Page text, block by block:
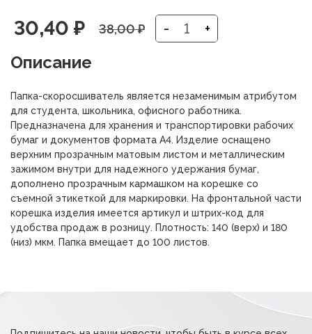
38,00₽
Первоначальная
цена
составляла
38,00 ₽.
30,40 ₽
Текущая
цена:
30,40 ₽.
- +
Описание
Папка-скоросшиватель является незаменимым атрибутом
для студента, школьника, офисного работника.
Предназначена для хранения и транспортировки рабочих
бумаг и документов формата А4. Изделие оснащено
верхним прозрачным матовым листом и металлическим
зажимом внутри для надежного удержания бумаг,
дополнено прозрачным кармашком на корешке со
съемной этикеткой для маркировки. На фронтальной части
корешка изделия имеется артикул и штрих-код для
удобства продаж в розницу. Плотность: 140 (верх) и 180
(низ) мкм. Папка вмещает до 100 листов.